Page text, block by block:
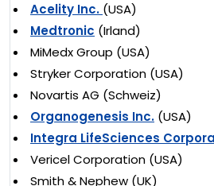
Acelity Inc. (USA)
Medtronic (Irland)
MiMedx Group (USA)
Stryker Corporation (USA)
Novartis AG (Schweiz)
Organogenesis Inc. (USA)
Integra LifeSciences
Vericel Corporation (USA)
Smith & Nephew (UK)